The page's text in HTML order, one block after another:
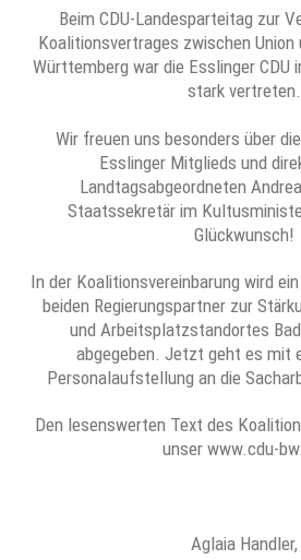
Beim CDU-Landesparteitag zur
Koalitionsvertrages zwischen Union
Württemberg war die Esslinger CDU
stark vertreten.
Wir freuen uns besonders über
Esslinger Mitglieds und
Landtagsabgeordneten
Staatssekretär im
Glückwunsch!
In der Koalitionsvereinbarung wird
beiden Regierungspartner zur
und Arbeitsplatzstandortes
abgegeben. Jetzt geht es mit
Personalaufstellung an die
Den lesenswerten Text des
unser www.cdu-
Aglaia Handler,